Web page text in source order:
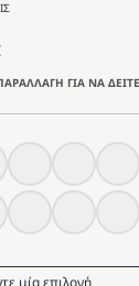
ΓΙΑ ΝΑ